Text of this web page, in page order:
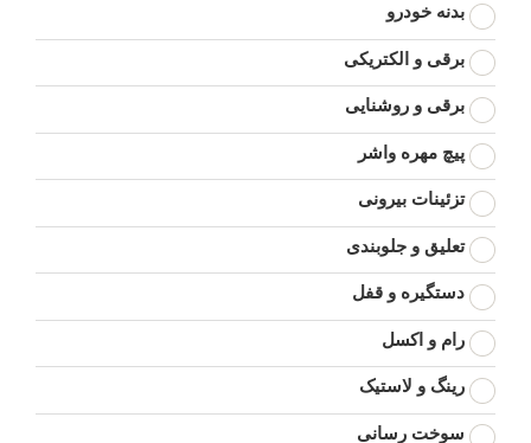
بدنه خودرو
برقی و الکتریکی
برقی و روشنایی
پیچ مهره واشر
تزئینات بیرونی
تعلیق و جلوبندی
دستگیره و قفل
رام و اکسل
رینگ و لاستیک
سوخت رسانی